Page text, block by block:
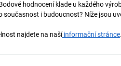
hodnocení klade u každého
i budoucnost? Níže jsou
najdete na našíinformační stránce.